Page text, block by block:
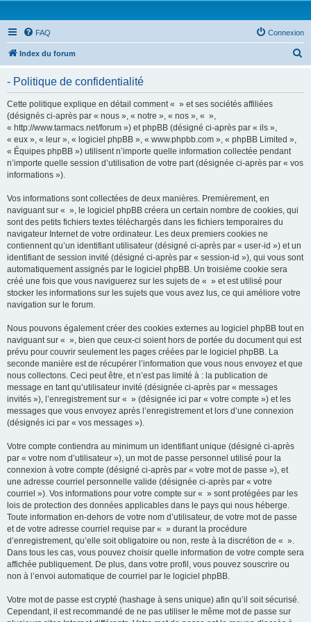
FAQ Connexion
Index du forum
- Politique de confidentialité
Cette politique explique en détail comment « » et ses sociétés affiliées
(désignés ci-après par « nous », « notre », « nos », « »,
« http://www.tarmacs.net/forum ») et phpBB (désigné ci-après par « ils »,
« eux », « leur », « logiciel phpBB », « www.phpbb.com », « phpBB Limited »,
« Équipes phpBB ») utilisent n’importe quelle information collectée pendant
n’importe quelle session d’utilisation de votre part (désignée ci-après par « vos
informations »).
Vos informations sont collectées de deux manières. Premièrement, en
naviguant sur « », le logiciel phpBB créera un certain nombre de cookies, qui
sont des petits fichiers textes téléchargés dans les fichiers temporaires du
navigateur Internet de votre ordinateur. Les deux premiers cookies ne
contiennent qu’un identifiant utilisateur (désigné ci-après par « user-id ») et un
identifiant de session invité (désigné ci-après par « session-id »), qui vous sont
automatiquement assignés par le logiciel phpBB. Un troisième cookie sera
créé une fois que vous naviguerez sur les sujets de « » et est utilisé pour
stocker les informations sur les sujets que vous avez lus, ce qui améliore votre
navigation sur le forum.
Nous pouvons également créer des cookies externes au logiciel phpBB tout en
naviguant sur « », bien que ceux-ci soient hors de portée du document qui est
prévu pour couvrir seulement les pages créées par le logiciel phpBB. La
seconde manière est de récupérer l’information que vous nous envoyez et que
nous collectons. Ceci peut être, et n’est pas limité à : la publication de
message en tant qu’utilisateur invité (désignée ci-après par « messages
invités »), l’enregistrement sur « » (désignée ici par « votre compte ») et les
messages que vous envoyez après l’enregistrement et lors d’une connexion
(désignés ici par « vos messages »).
Votre compte contiendra au minimum un identifiant unique (désigné ci-après
par « votre nom d’utilisateur »), un mot de passe personnel utilisé pour la
connexion à votre compte (désigné ci-après par « votre mot de passe »), et
une adresse courriel personnelle valide (désignée ci-après par « votre
courriel »). Vos informations pour votre compte sur « » sont protégées par les
lois de protection des données applicables dans le pays qui nous héberge.
Toute information en-dehors de votre nom d’utilisateur, de votre mot de passe
et de votre adresse courriel requise par « » durant la procédure
d’enregistrement, qu’elle soit obligatoire ou non, reste à la discrétion de « ».
Dans tous les cas, vous pouvez choisir quelle information de votre compte sera
affichée publiquement. De plus, dans votre profil, vous pouvez souscrire ou
non à l’envoi automatique de courriel par le logiciel phpBB.
Votre mot de passe est crypté (hashage à sens unique) afin qu’il soit sécurisé.
Cependant, il est recommandé de ne pas utiliser le même mot de passe sur